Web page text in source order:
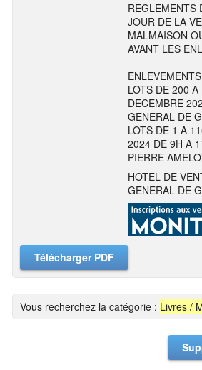
REGLEMENTS
JOUR DE LA
MALMAISON
AVANT LES
LOTS DE 200
DECEMBRE
GENERAL DE
LOTS DE 1 A
2024 DE 9H A
PIERRE
HOTEL DE
GENERAL DE
Télécharger PDF
Vous recherchez la catégorie : Livres /